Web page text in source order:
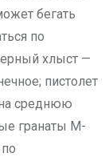
бегать
по
хлыст —
пистолет
на среднюю
гранаты M-